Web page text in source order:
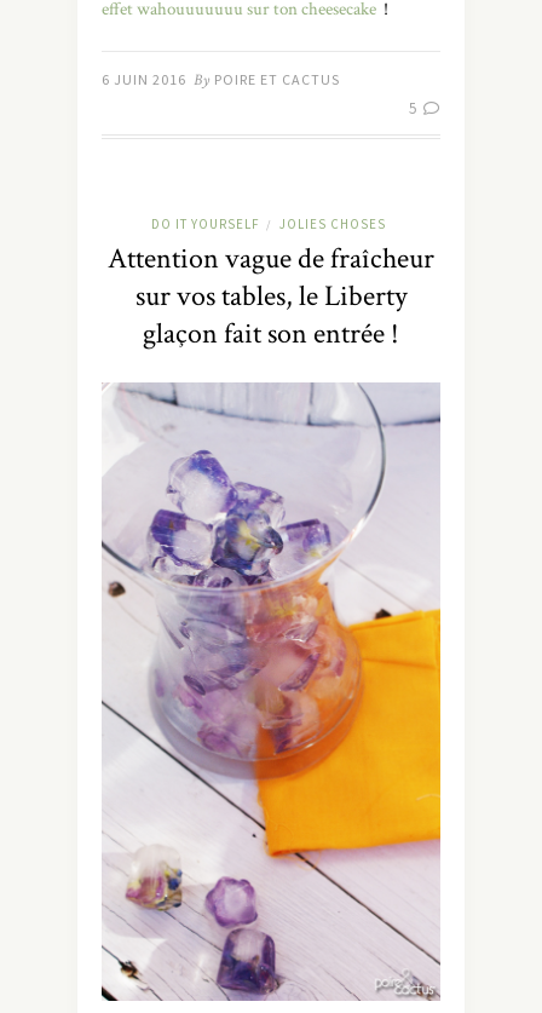
effet wahouuuuuuu sur ton cheesecake !
6 JUIN 2016 By POIRE ET CACTUS
5
DO IT YOURSELF / JOLIES CHOSES
Attention vague de fraîcheur
sur vos tables, le Liberty
glaçon fait son entrée !